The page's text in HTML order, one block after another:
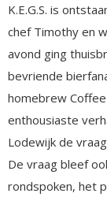
K.E.G.S. is
chef Timothy en
avond ging
bevriende
homebrew
enthousiaste
Lodewijk de
De vraag bleef
rondspoken, het